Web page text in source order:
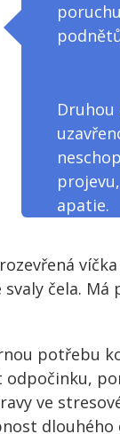
apatie.
čela.
potřebu
odpočinku,
ve